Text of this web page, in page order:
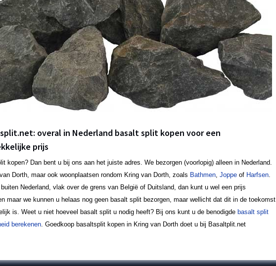
overal in Nederland basalt split kopen voor een
prijs
kopen? Dan bent u bij ons aan het juiste adres. We bezorgen (voorlopig) alleen in Nederland.
Dorth, maar ook woonplaatsen rondom Kring van Dorth, zoals Bathmen, Joppe of Harfsen.
Nederland, vlak over de grens van België of Duitsland, dan kunt u wel een prijs
maar we kunnen u helaas nog geen basalt split bezorgen, maar wellicht dat dit in de toekomst
is. Weet u niet hoeveel basalt split u nodig heeft? Bij ons kunt u de benodigde basalt split
berekenen. Goedkoop basaltsplit kopen in Kring van Dorth doet u bij Basaltplit.net